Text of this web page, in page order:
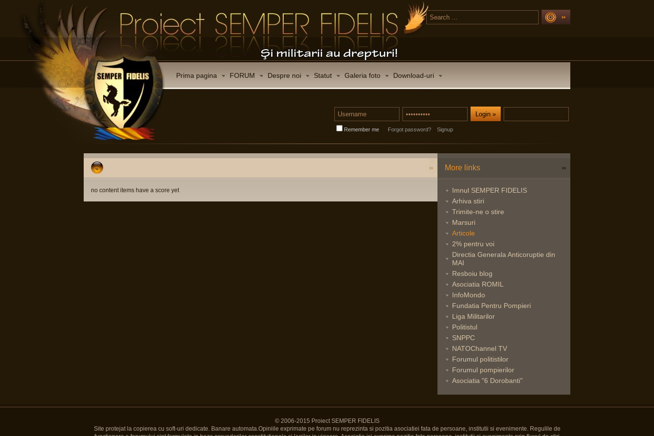
Prima pagina FORUM Despre noi Statut Galeria foto Download-uri
Remember me Forgot password? Signup
no content items have a score yet
More links
Imnul SEMPER FIDELIS
Arhiva stiri
Trimite-ne o stire
Marsuri
Articole
2% pentru voi
Directia Generala Anticoruptie din
MAI
Resboiu blog
Asociatia ROMIL
InfoMondo
Fundatia Pentru Pompieri
Liga Militarilor
Politistul
SNPPC
NATOChannel TV
Forumul politistilor
Forumul pompierilor
Asociatia "6 Dorobanti"
© 2006-2015 Proiect SEMPER FIDELIS
Site protejat la copierea cu soft-uri dedicate. Banare automata.Opiniile exprimate pe forum nu reprezinta si pozitia asociatiei fata de persoane, institutii si evenimente. Regulile de